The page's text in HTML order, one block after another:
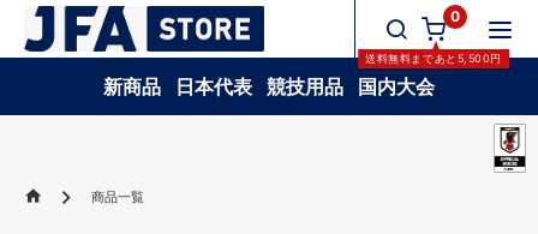
0
送料無料まであと 5,500円
新商品 日本代表 競技用品 国内大会
商品一覧